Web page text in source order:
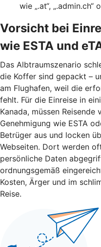
wie „.at“, „.admin.ch“
Vorsicht bei
wie ESTA und
Das Albtraumszenario
die Koffer sind gepackt –
am Flughafen, weil die
fehlt. Für die Einreise in
Kanada, müssen
Genehmigung wie ESTA
Betrüger aus und locken
Webseiten. Dort werden
persönliche Daten
ordnungsgemäß
Kosten, Ärger und im
Reise.